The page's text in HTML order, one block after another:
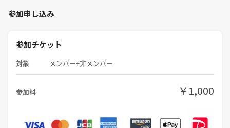
⚫︎料理開始🍛
⚫︎みんなで昼食🍴
15:00
参加申し込み
参加チケット
対象 メンバー+非メンバー
参加料 ￥1,000